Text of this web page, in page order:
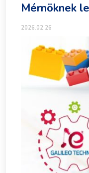
Mérnöknek
2026.02.26